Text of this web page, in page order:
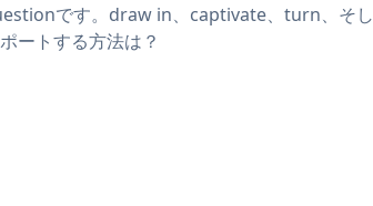
です。draw in、captivate、turn、そし
ートする方法は？